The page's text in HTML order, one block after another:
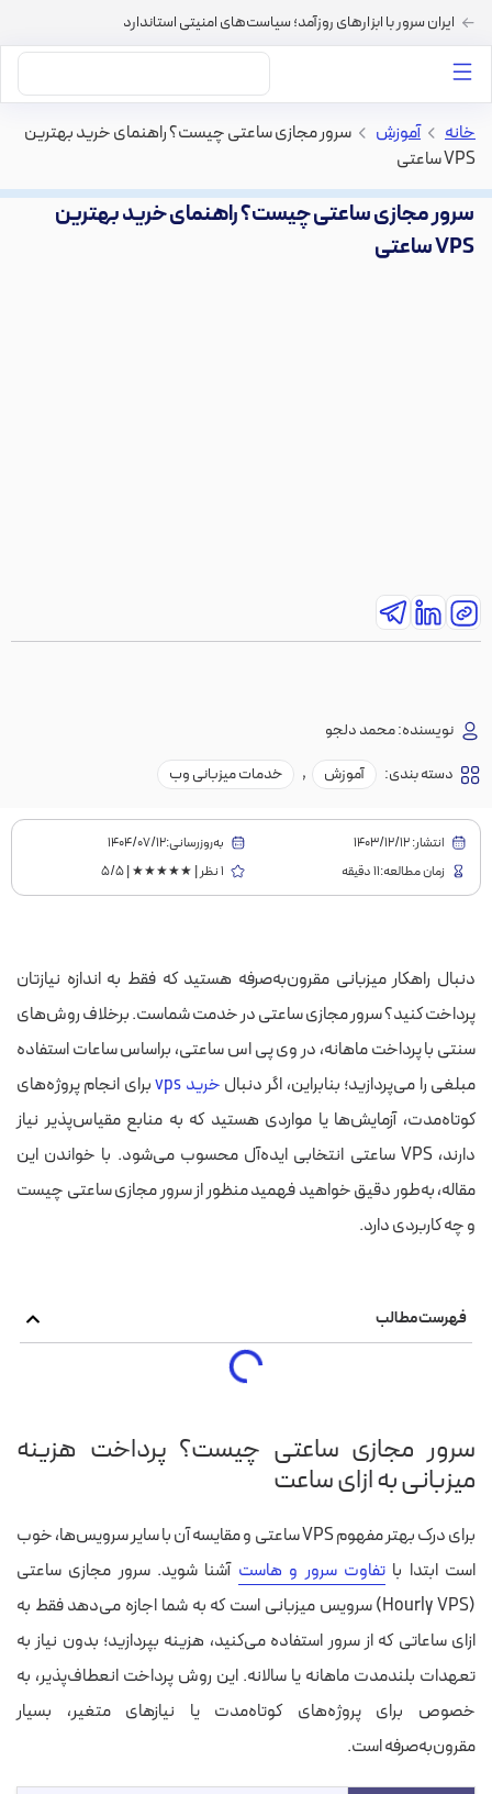
ایران سرور با ابزارهای روزآمد؛ سیاست‌های امنیتی استاندارد
خانه > آموزش > سرور مجازی ساعتی چیست؟ راهنمای خرید بهترین
VPS ساعتی
سرور مجازی ساعتی چیست؟ راهنمای خرید بهترین
VPS ساعتی
نویسنده:محمد دلجو
دسته بندی:
آموزش , خدمات میزبانی وب
انتشار:1403/12/12
به‌روز‌رسانی:۱۴۰۴/۰۷/۱۲
زمان مطالعه:11 دقیقه
1 نظر | ★★★★★ | 5/5
دنبال راهکار میزبانی مقرون‌به‌صرفه هستید که فقط به اندازه نیازتان
پرداخت کنید؟ سرور مجازی ساعتی در خدمت شماست. برخلاف روش‌های
سنتی با پرداخت ماهانه، در وی پی اس ساعتی، براساس ساعات استفاده
مبلغی را می‌پردازید؛ بنابراین، اگر دنبال خرید vps
برای انجام پروژه‌های
کوتاه‌مدت، آزمایش‌ها یا مواردی هستید که به منابع مقیاس‌پذیر نیاز
دارند، VPS ساعتی انتخابی ایده‌آل محسوب می‌شود. با خواندن این
مقاله، به‌طور دقیق خواهید فهمید منظور از سرور مجازی ساعتی چیست
و چه کاربردی دارد.
فهرست مطالب
سرور مجازی ساعتی چیست؟ پرداخت هزینه
میزبانی به ازای ساعت
برای درک بهتر مفهوم VPS ساعتی و مقایسه آن با سایر سرویس‌ها، خوب
است ابتدا باتفاوت سرور و هاست آشنا شوید. سرور مجازی ساعتی
(Hourly VPS) سرویس میزبانی است که به شما اجازه می‌دهد فقط به
ازای ساعاتی که از سرور استفاده می‌کنید، هزینه بپردازید؛ بدون نیاز به
تعهدات بلندمدت ماهانه یا سالانه. این روش پرداخت انعطاف‌پذیر، به
خصوص برای پروژه‌های کوتاه‌مدت یا نیازهای متغیر، بسیار
مقرون‌به‌صرفه است.